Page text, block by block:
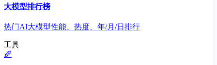
大模型排行榜
热门AI大模型性能、热度、年/月/日排行
工具